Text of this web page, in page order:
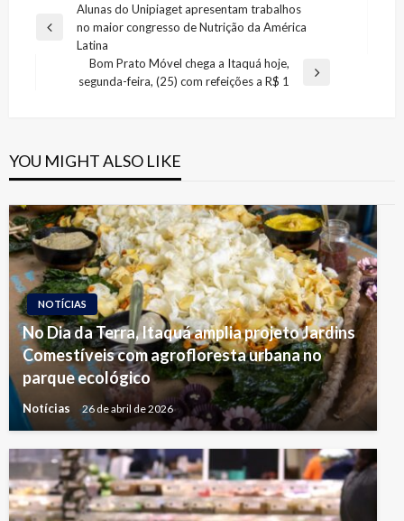
Navegação
de
Previous
Alunas do Unipiaget apresentam trabalhos
no maior congresso de Nutrição da América
Latina
Bom Prato Móvel chega a Itaquá hoje,
segunda-feira, (25) com refeições a R$ 1
YOU MIGHT ALSO LIKE
NOTÍCIAS
No Dia da Terra, Itaquá amplia projeto Jardins
Comestíveis com agrofloresta urbana no
parque ecológico
Notícias 26 de abril de 2026